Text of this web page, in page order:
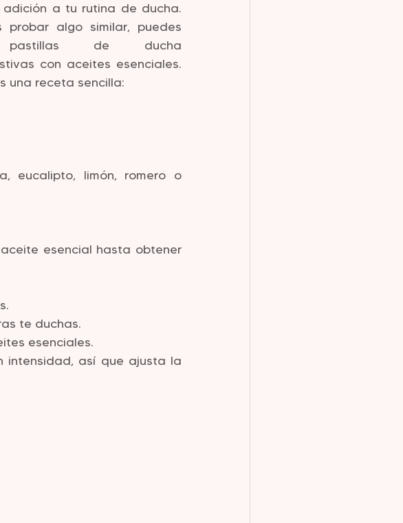
adición a tu rutina de ducha.
probar algo similar, puedes
de ducha
con aceites esenciales.
una receta sencilla:
eucalipto, limón, romero o
esencial hasta obtener
te duchas.
esenciales.
intensidad, así que ajusta la